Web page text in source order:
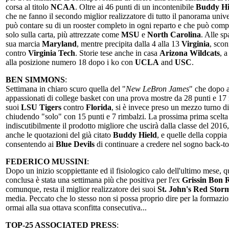
corsa al titolo NCAA. Oltre ai 46 punti di un incontenibile Buddy
che ne fanno il secondo miglior realizzatore di tutto il panorama
può contare su di un rooster completo in ogni reparto e che può
solo sulla carta, più attrezzate come MSU e North Carolina. Alle
sua marcia Maryland, mentre precipita dalla 4 alla 13 Virginia,
contro Virginia Tech. Storie tese anche in casa Arizona Wildcats,
alla posizione numero 18 dopo i ko con UCLA and USC.
BEN SIMMONS:
Settimana in chiaro scuro quella del "New LeBron James" che dopo
appassionati di college basket con una prova mostre da 28 punti e
suoi LSU Tigers contro Florida, si è invece preso un mezzo turno
chiudendo "solo" con 15 punti e 7 rimbalzi. La prossima prima scelta
indiscutibilmente il prodotto migliore che uscirà dalla classe del
anche le quotazioni del già citato Buddy Hield, e quelle della coppia
consentendo ai Blue Devils di continuare a credere nel sogno back-
FEDERICO MUSSINI:
Dopo un inizio scoppiettante ed il fisiologico calo dell'ultimo mese,
conclusa è stata una settimana più che positiva per l'ex Grissin Bon
comunque, resta il miglior realizzatore dei suoi St. John's Red
media. Peccato che lo stesso non si possa proprio dire per la
ormai alla sua ottava sconfitta consecutiva...
TOP-25 ASSOCIATED PRESS: